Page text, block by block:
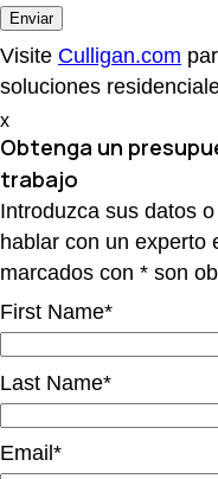
Visite Culligan.com
soluciones
x
Obtenga un
trabajo
Introduzca sus datos o
hablar con un experto
marcados con * son
First Name*
Last Name*
Email*